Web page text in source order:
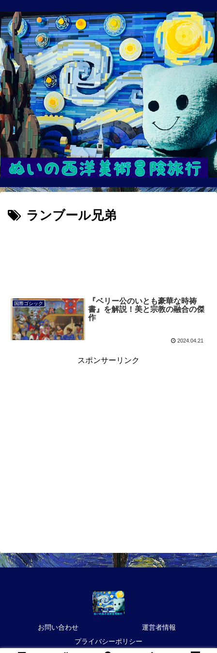
ランブール兄弟
国際ゴシック
『ベリー公のいとも豪華な時祷
書』を解説！美と宗教の融合の傑
作
2024.04.21
スポンサーリンク
お問い合わせ
運営者情報
プライバシーポリシー